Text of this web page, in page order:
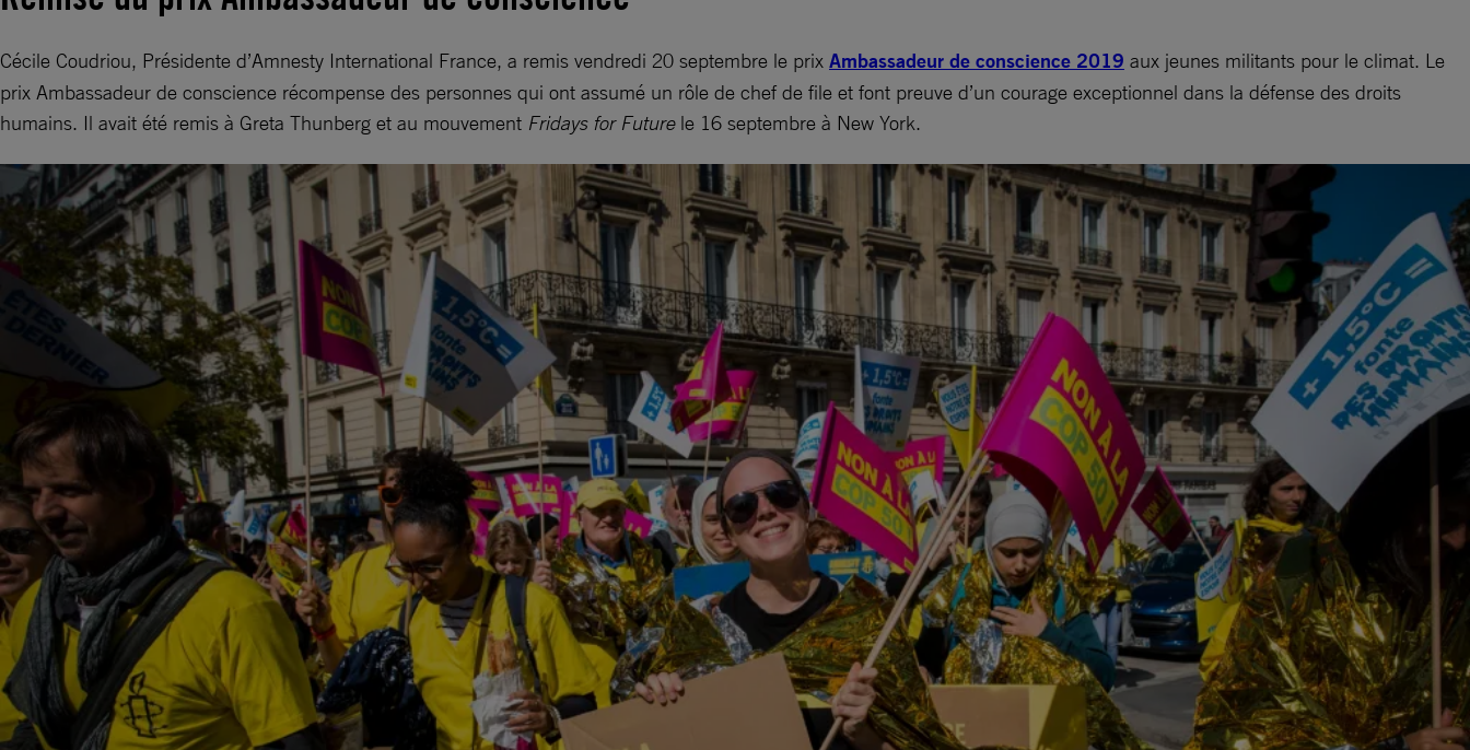
Cécile Coudriou, Présidente d’Amnesty International France, a remis vendredi 20 septembre le prix Ambassadeur de conscience 2019 aux jeunes militants pour le climat. Le
prix Ambassadeur de conscience récompense des personnes qui ont assumé un rôle de chef de file et font preuve d’un courage exceptionnel dans la défense des droits
humains. Il avait été remis à Greta Thunberg et au mouvement Fridays for Futurele 16 septembre à New York.